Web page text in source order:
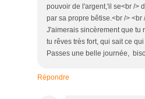
pouvoir de l'argent,'il se<br />
par sa propre bêtise.<br /> <br
J'aimerais sincèrement que tu
tu rêves très fort, qui sait ce
Passes une belle journée,
Répondre